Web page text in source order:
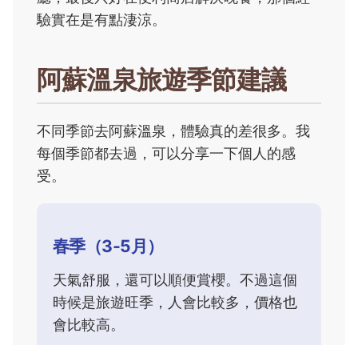
驗實在是有點淒涼。
阿蘇溫泉旅遊季節建議
不同季節去阿蘇溫泉，體驗真的差很多。我
每個季節都去過，可以分享一下個人的感
受。
春季（3-5月）
天氣舒服，還可以順便賞櫻。不過這個
時候是旅遊旺季，人會比較多，價格也
會比較高。